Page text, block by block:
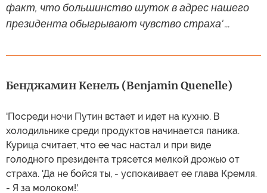
факт, что большинство шуток в адрес нашего
президента обыгрывают чувство страха' ...
Бенджамин Кенель (Benjamin Quenelle)
'Посреди ночи Путин встает и идет на кухню. В
холодильнике среди продуктов начинается паника.
Курица считает, что ее час настал и при виде
голодного президента трясется мелкой дрожью от
страха. 'Да не бойся ты, - успокаивает ее глава Кремля.
- Я за молоком!'.